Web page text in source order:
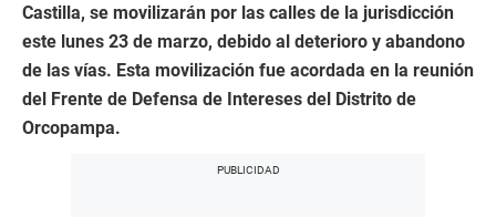
Castilla, se movilizarán por las calles de la jurisdicción
este lunes 23 de marzo, debido al deterioro y abandono
de las vías. Esta movilización fue acordada en la reunión
del Frente de Defensa de Intereses del Distrito de
Orcopampa.